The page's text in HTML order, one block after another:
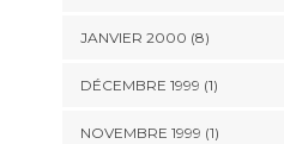
JANVIER 2000 (8)
DÉCEMBRE 1999 (1)
NOVEMBRE 1999 (1)